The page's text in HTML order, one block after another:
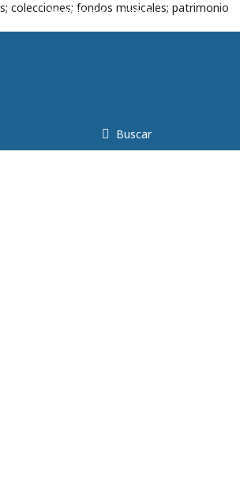
colecciones; fondos musicales; patrimonio
Buscar
Registrarse Entrar